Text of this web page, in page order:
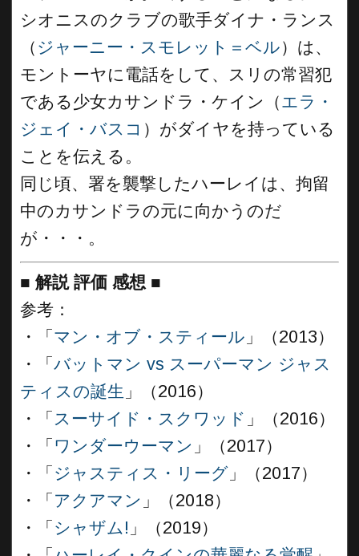
シオニスのクラブの歌手ダイナ・ランス
（ ジャーニー・スモレット＝ベル）は、
モントーヤに電話をして、スリの常習犯
である少女カサンドラ・ケイン（エラ・
ジェイ・バスコ ）がダイヤを持っている
ことを伝える。
同じ頃、署を襲撃したハーレイは、拘留
中のカサンドラの元に向かうのだ
が・・・。
■ 解説 評価 感想 ■
参考：
・「 マン・オブ・スティール 」（2013）
・「 バットマン vs スーパーマン ジャス
ティスの誕生 」（2016）
・「 スーサイド・スクワッド 」（2016）
・「 ワンダーウーマン 」（2017）
・「 ジャスティス・リーグ 」（2017）
・「 アクアマン 」（2018）
・「 シャザム! 」（2019）